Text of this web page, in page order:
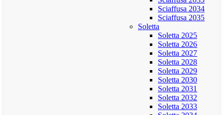
Sciaffusa 2034
Sciaffusa 2035
Soletta
Soletta 2025
Soletta 2026
Soletta 2027
Soletta 2028
Soletta 2029
Soletta 2030
Soletta 2031
Soletta 2032
Soletta 2033